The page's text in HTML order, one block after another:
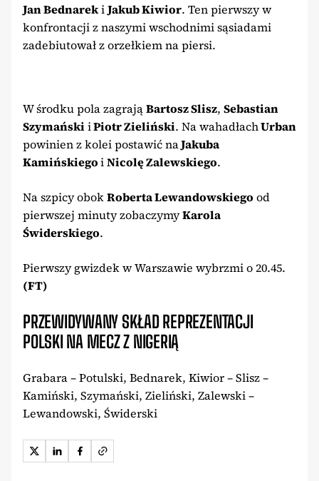
Jan BednarekiJakub Kiwior. Ten pierwszy w
konfrontacji z naszymi wschodnimi sąsiadami
zadebiutował z orzełkiem na piersi.
W środku pola zagrająBartosz Slisz, Sebastian
Szymański iPiotr Zieliński. Na wahadłachUrban
powinien z kolei postawić naJakuba
KamińskiegoiNicolę Zalewskiego.
Na szpicy obokRoberta Lewandowskiego od
pierwszej minuty zobaczymyKarola
Świderskiego.
Pierwszy gwizdek w Warszawie wybrzmi o 20.45.
(FT)
PRZEWIDYWANY SKŁAD REPREZENTACJI
POLSKI NA MECZ Z NIGERIĄ
Grabara – Potulski, Bednarek, Kiwior – Slisz –
Kamiński, Szymański, Zieliński, Zalewski –
Lewandowski, Świderski